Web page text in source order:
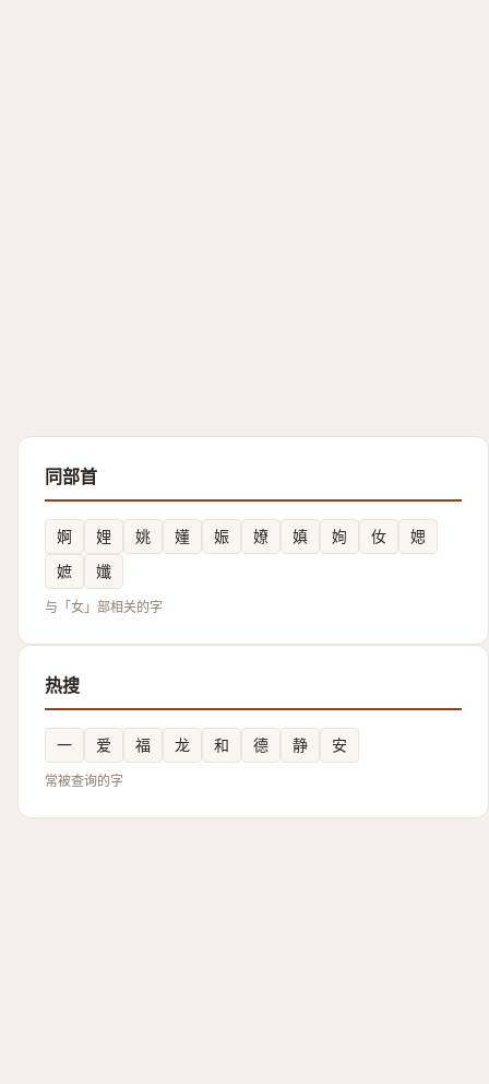
同部首
婀 娌 姚 嬞 娠 嫽 嫃 姰 㚢
媤
嫬
孅
与「女」部相关的字
热搜
一 爱 福 龙 和 德 静 安
常被查询的字